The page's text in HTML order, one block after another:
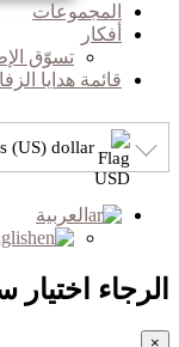
المجموعات
أفكار
تسوّق
قائمة هدايا
(US) dollar
العربية
الرجاء
×